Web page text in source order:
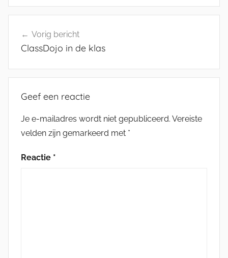
navigatie
Vorig bericht
ClassDojo in de klas
Geef een reactie
Je e-mailadres wordt niet gepubliceerd. Vereiste
velden zijn gemarkeerd met *
Reactie *